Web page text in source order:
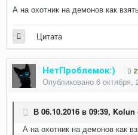
А на охотник на демонов как
Цитата
НетПроблемок:)
Опубликовано 6 октября,
В 06.10.2016 в 09:39, Kolun
А на охотник на демонов как